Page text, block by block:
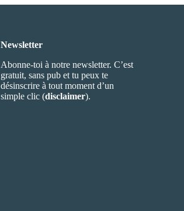
Newsletter
Abonne-toi à notre newsletter. C’est
gratuit, sans pub et tu peux te
désinscrire à tout moment d’un
simple clic (disclaimer).